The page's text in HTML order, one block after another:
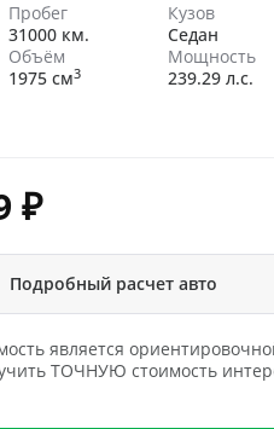
Пробег
31000 км.
Кузов
Седан
Объём
1975 см3
Мощность
239.29 л.с.
₽
Подробный расчет авто
является
ТОЧНУЮ стоимость